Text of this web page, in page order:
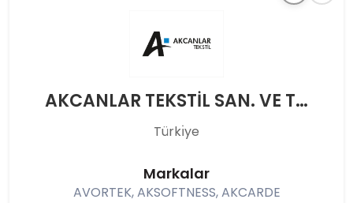
AKCANLAR TEKSTİL SAN. VE TİC. A.Ş.
Türkı̇ye
Markalar
AVORTEK, AKSOFTNESS, AKCARDE